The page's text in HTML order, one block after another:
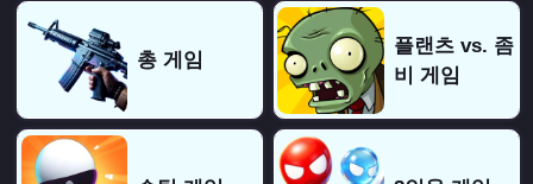
총 게임
플랜츠 vs. 좀
비 게임